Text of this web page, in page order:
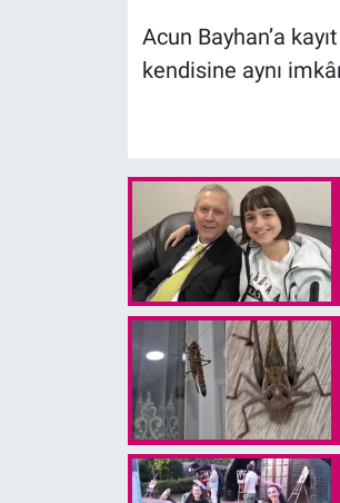
Acun Bayhan’a
kendisine aynı